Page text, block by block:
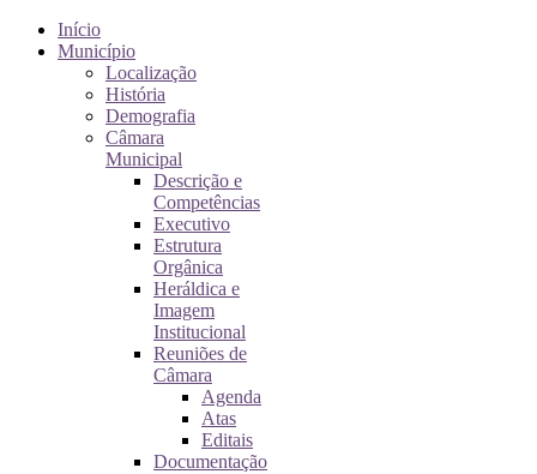
Início
Município
Localização
História
Demografia
Câmara
Municipal
Descrição e
Competências
Executivo
Estrutura
Orgânica
Heráldica e
Imagem
Institucional
Reuniões de
Câmara
Agenda
Atas
Editais
Documentação